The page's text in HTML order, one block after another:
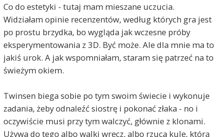
Co do estetyki - tutaj mam mieszane uczucia.
Widziałam opinie recenzentów, według których gra jest
po prostu brzydka, bo wygląda jak wczesne próby
eksperymentowania z 3D. Być może. Ale dla mnie ma to
jakiś urok. A jak wspomniałam, staram się patrzeć na to
świeżym okiem.
Twinsen biega sobie po tym swoim świecie i wykonuje
zadania, żeby odnaleźć siostrę i pokonać złaka - no i
oczywiście musi przy tym walczyć, głównie z klonami.
Używa do tego albo walki wręcz, albo rzuca kulę, którą